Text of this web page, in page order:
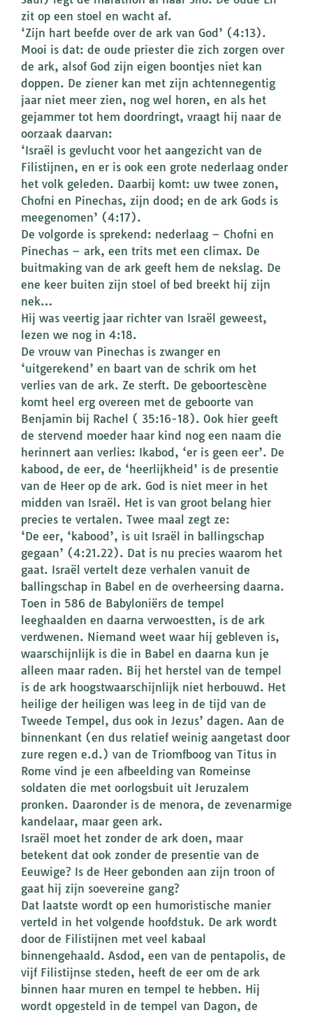
zit op een stoel en wacht af.
‘Zijn hart beefde over de ark van God’ (4:13).
Mooi is dat: de oude priester die zich zorgen over
de ark, alsof God zijn eigen boontjes niet kan
doppen. De ziener kan met zijn achtennegentig
jaar niet meer zien, nog wel horen, en als het
gejammer tot hem doordringt, vraagt hij naar de
oorzaak daarvan:
‘Israël is gevlucht voor het aangezicht van de
Filistijnen, en er is ook een grote nederlaag onder
het volk geleden. Daarbij komt: uw twee zonen,
Chofni en Pinechas, zijn dood; en de ark Gods is
meegenomen’ (4:17).
De volgorde is sprekend: nederlaag – Chofni en
Pinechas – ark, een trits met een climax. De
buitmaking van de ark geeft hem de nekslag. De
ene keer buiten zijn stoel of bed breekt hij zijn
nek…
Hij was veertig jaar richter van Israël geweest,
lezen we nog in 4:18.
De vrouw van Pinechas is zwanger en
‘uitgerekend’ en baart van de schrik om het
verlies van de ark. Ze sterft. De geboortescène
komt heel erg overeen met de geboorte van
Benjamin bij Rachel ( 35:16-18). Ook hier geeft
de stervend moeder haar kind nog een naam die
herinnert aan verlies: Ikabod, ‘er is geen eer’. De
kabood, de eer, de ‘heerlijkheid’ is de presentie
van de Heer op de ark. God is niet meer in het
midden van Israël. Het is van groot belang hier
precies te vertalen. Twee maal zegt ze:
‘De eer, ‘kabood’, is uit Israël in ballingschap
gegaan’ (4:21.22). Dat is nu precies waarom het
gaat. Israël vertelt deze verhalen vanuit de
ballingschap in Babel en de overheersing daarna.
Toen in 586 de Babyloniërs de tempel
leeghaalden en daarna verwoestten, is de ark
verdwenen. Niemand weet waar hij gebleven is,
waarschijnlijk is die in Babel en daarna kun je
alleen maar raden. Bij het herstel van de tempel
is de ark hoogstwaarschijnlijk niet herbouwd. Het
heilige der heiligen was leeg in de tijd van de
Tweede Tempel, dus ook in Jezus’ dagen. Aan de
binnenkant (en dus relatief weinig aangetast door
zure regen e.d.) van de Triomfboog van Titus in
Rome vind je een afbeelding van Romeinse
soldaten die met oorlogsbuit uit Jeruzalem
pronken. Daaronder is de menora, de zevenarmige
kandelaar, maar geen ark.
Israël moet het zonder de ark doen, maar
betekent dat ook zonder de presentie van de
Eeuwige? Is de Heer gebonden aan zijn troon of
gaat hij zijn soevereine gang?
Dat laatste wordt op een humoristische manier
verteld in het volgende hoofdstuk. De ark wordt
door de Filistijnen met veel kabaal
binnengehaald. Asdod, een van de pentapolis, de
vijf Filistijnse steden, heeft de eer om de ark
binnen haar muren en tempel te hebben. Hij
wordt opgesteld in de tempel van Dagon, de